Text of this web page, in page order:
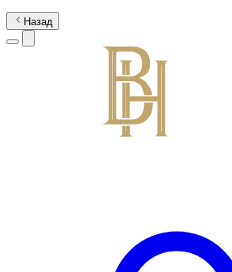
Назад